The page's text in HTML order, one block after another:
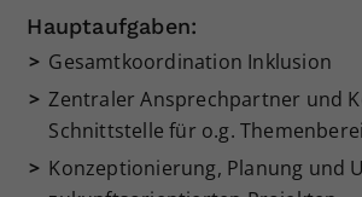
Hauptaufgaben:
Gesamtkoordination Inklusion
Zentraler Ansprechpartner und
Schnittstelle für o.g.
Konzeptionierung, Planung und